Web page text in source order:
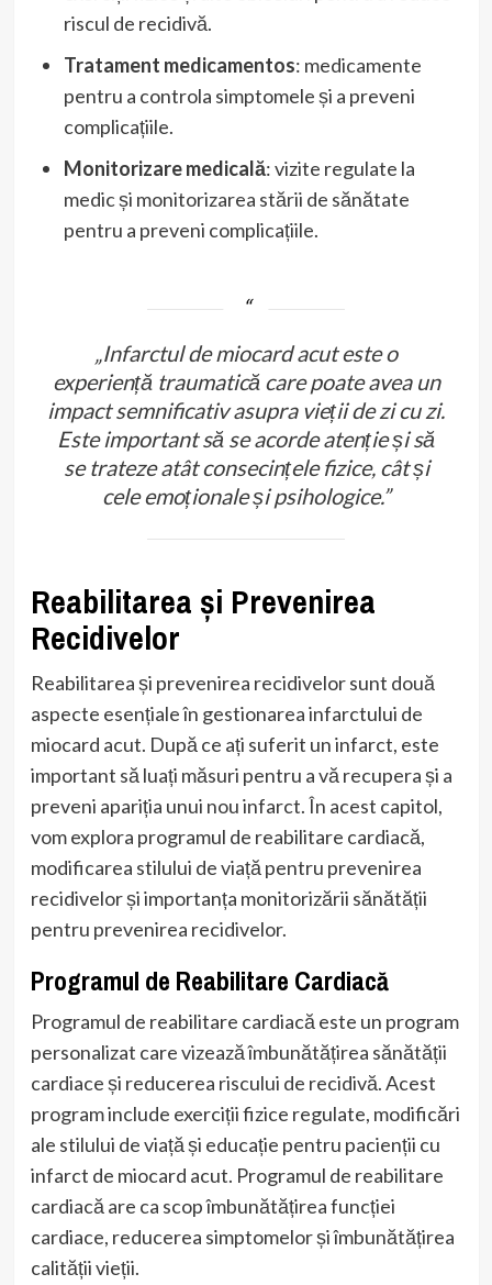
riscul de recidivă.
Tratament medicamentos: medicamente
pentru a controla simptomele și a preveni
complicațiile.
Monitorizare medicală: vizite regulate la
medic și monitorizarea stării de sănătate
pentru a preveni complicațiile.
„Infarctul de miocard acut este o
experiență traumatică care poate avea un
impact semnificativ asupra vieții de zi cu zi.
Este important să se acorde atenție și să
se trateze atât consecințele fizice, cât și
cele emoționale și psihologice.”
Reabilitarea și Prevenirea
Recidivelor
Reabilitarea și prevenirea recidivelor sunt două
aspecte esențiale în gestionarea infarctului de
miocard acut. După ce ați suferit un infarct, este
important să luați măsuri pentru a vă recupera și a
preveni apariția unui nou infarct. În acest capitol,
vom explora programul de reabilitare cardiacă,
modificarea stilului de viață pentru prevenirea
recidivelor și importanța monitorizării sănătății
pentru prevenirea recidivelor.
Programul de Reabilitare Cardiacă
Programul de reabilitare cardiacă este un program
personalizat care vizează îmbunătățirea sănătății
cardiace și reducerea riscului de recidivă. Acest
program include exerciții fizice regulate, modificări
ale stilului de viață și educație pentru pacienții cu
infarct de miocard acut. Programul de reabilitare
cardiacă are ca scop îmbunătățirea funcției
cardiace, reducerea simptomelor și îmbunătățirea
calității vieții.